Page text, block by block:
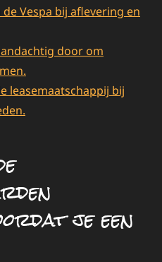
Vespa bij aflevering en
door om
leasemaatschappij bij
je een